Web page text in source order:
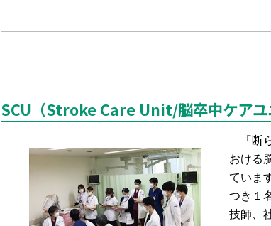
SCU（Stroke Care Unit/脳卒中ケアユ
「断
おける
ていま
つき１
技師、